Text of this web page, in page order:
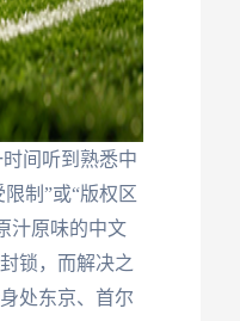
间听到熟悉中
制”或“版权区
汁原味的中文
锁，而解决之
处东京、首尔